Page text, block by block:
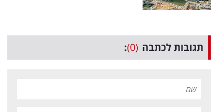
תגובות לכתבה (0)
: